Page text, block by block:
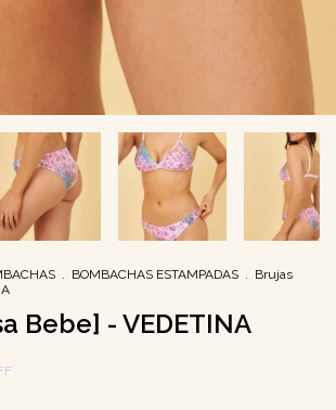
. BOMBACHAS ESTAMPADAS . Brujas
Bebe] - VEDETINA